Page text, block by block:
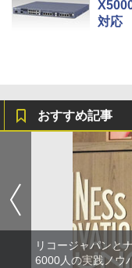
対応
おすすめ記事
リコージャパンと
6000人の実践ノウ